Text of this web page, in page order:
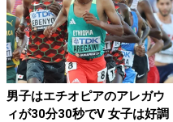
男子はエチオピアのアレガウ
ィが30分30秒でV 女子は好調